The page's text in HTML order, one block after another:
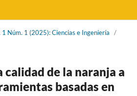
1 Núm. 1 (2025): Ciencias e Ingeniería
/
calidad de la naranja a
basadas en